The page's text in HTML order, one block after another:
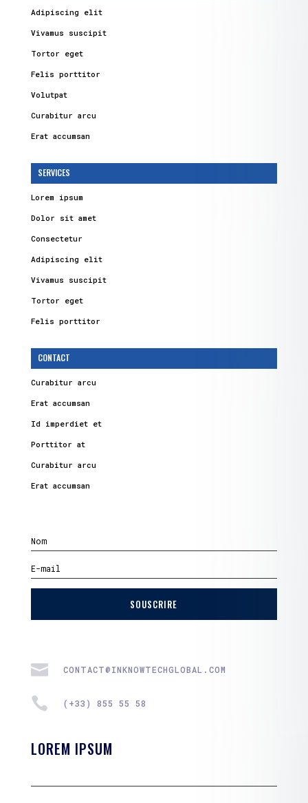
Adipiscing elit
Vivamus suscipit
Tortor eget
Felis porttitor
Volutpat
Curabitur arcu
Erat accumsan
SERVICES
Lorem ipsum
Dolor sit amet
Consectetur
Adipiscing elit
Vivamus suscipit
Tortor eget
Felis porttitor
CONTACT
Curabitur arcu
Erat accumsan
Id imperdiet et
Porttitor at
Curabitur arcu
Erat accumsan
SOUSCRIRE
 CONTACT@INKNOWTECHGLOBAL.COM
 (+33) 855 55 58
LOREM IPSUM